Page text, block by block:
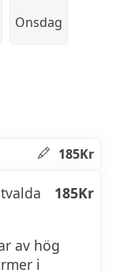
Onsdag
185Kr
185Kr
av hög
i